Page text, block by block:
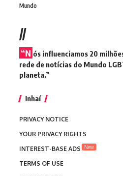
Mundo
//
“N ós influenciamos 20
rede de notícias do Mundo
planeta.”
Inhaí
PRIVACY NOTICE
YOUR PRIVACY RIGHTS
INTEREST-BASE ADS
New
TERMS OF USE